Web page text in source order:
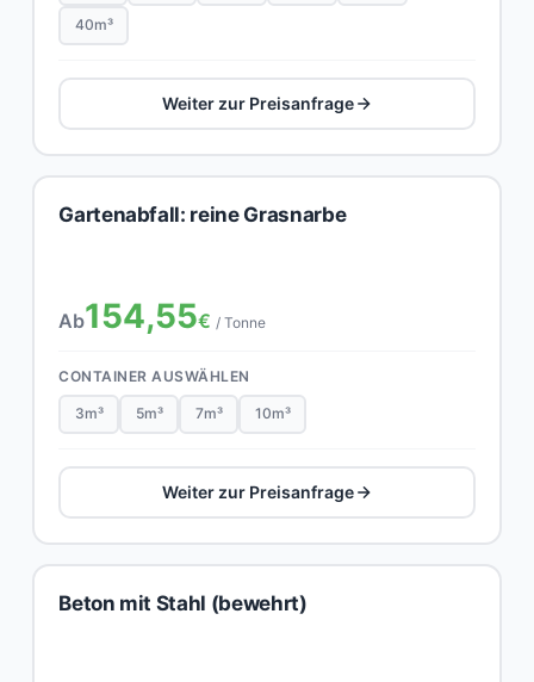
40m³
Weiter zur Preisanfrage
Gartenabfall: reine Grasnarbe
Ab154,55€ / Tonne
CONTAINER AUSWÄHLEN
3m³ 5m³ 7m³ 10m³
Weiter zur Preisanfrage
Beton mit Stahl (bewehrt)